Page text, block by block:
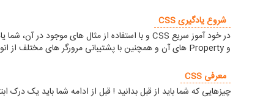
شروع یادگیری CSS
و Property های آن و همچنین با پشتیبانی مرورگر های مختلف از انواع استایل ها آشنا خواهید شد.
معرفی CSS